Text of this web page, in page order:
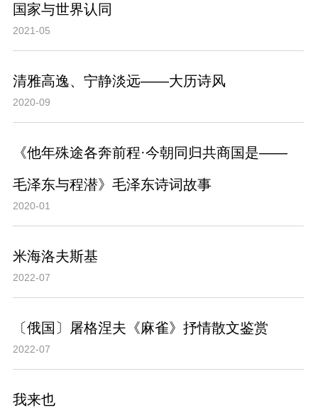
国家与世界认同
2021-05
清雅高逸、宁静淡远——大历诗风
2020-09
《他年殊途各奔前程·今朝同归共商国是——
毛泽东与程潜》毛泽东诗词故事
2020-01
米海洛夫斯基
2022-07
〔俄国〕屠格涅夫《麻雀》抒情散文鉴赏
2022-07
我来也